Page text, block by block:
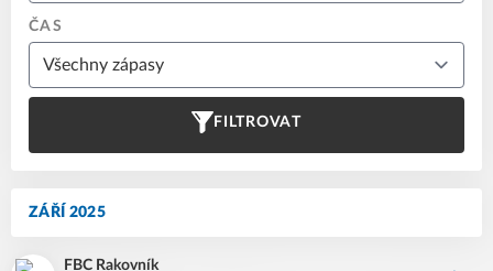
ČAS
FILTROVAT
ZÁŘÍ 2025
FBC Rakovník